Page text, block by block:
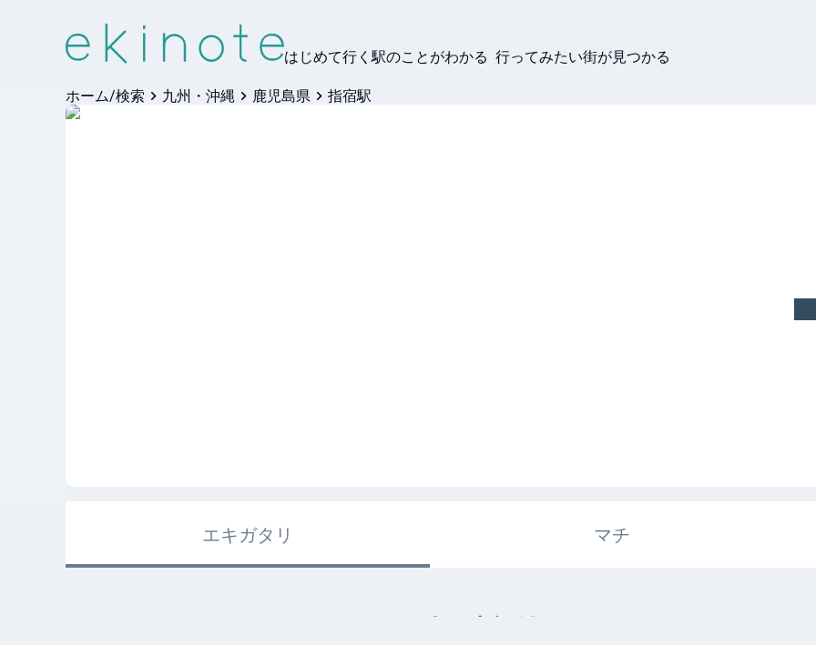
はじめて行く駅のことがわかる 行ってみたい街が見つかる
ホーム/検索 九州・沖縄 鹿児島県 指宿駅
エキガタリ マチ
エキガタリ